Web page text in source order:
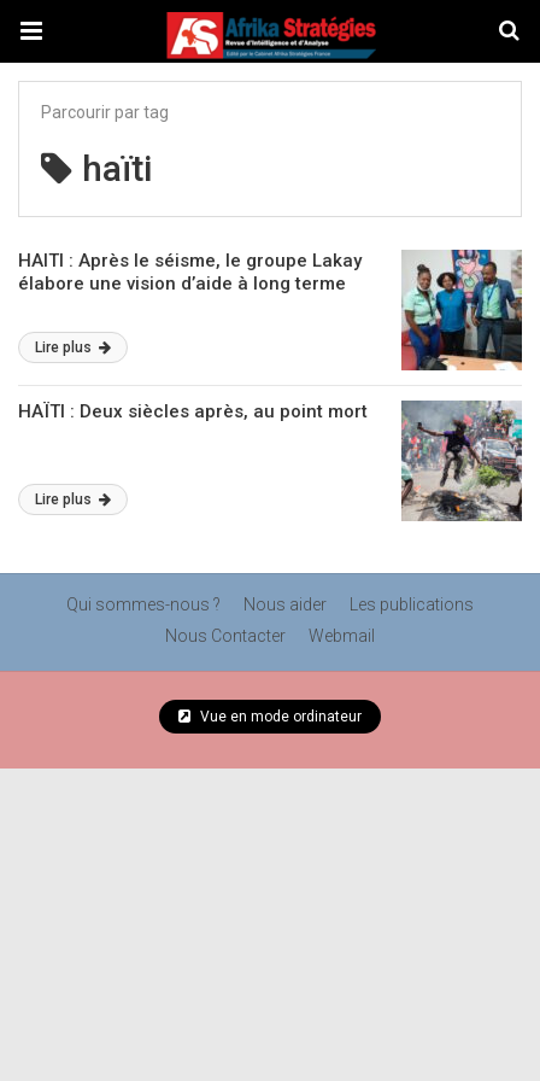
Parcourir par tag
haïti
HAITI : Après le séisme, le groupe Lakay
élabore une vision d’aide à long terme
Lire plus
HAÏTI : Deux siècles après, au point mort
Lire plus
Qui sommes-nous ? Nous aider
Les publications
Nous Contacter
Webmail
Vue en mode ordinateur